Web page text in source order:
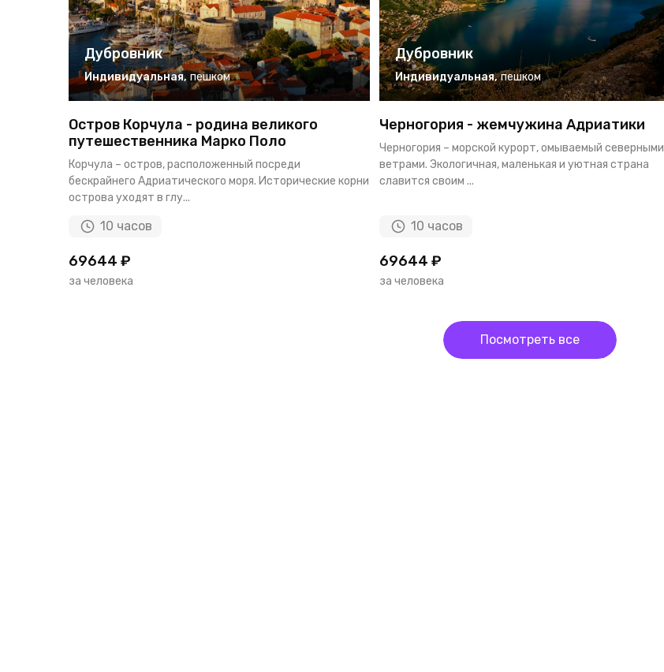
Дубровник
Индивидуальная, пешком
Остров Корчула - родина великого
путешественника Марко Поло
Корчула – остров, расположенный посреди
бескрайнего Адриатического моря. Исторические корни
острова уходят в глу...
10 часов
69644 ₽
за человека
Дубровник
Индивидуальная, пешком
Черногория - жемчужина Адриатики
Черногория – морской курорт, омываемый северными
ветрами. Экологичная, маленькая и уютная страна
славится своим ...
10 часов
69644 ₽
за человека
Посмотреть все